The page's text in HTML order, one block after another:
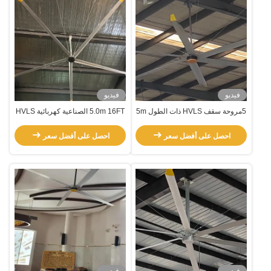
فيديو
5مروحة سقف HVLS ذات الطول 5m
التصنيع عالية الجهد
احصل على أفضل سعر
فيديو
5.0m 16FT الصناعية كهربائية HVLS
الصيانة
احصل على أفضل سعر